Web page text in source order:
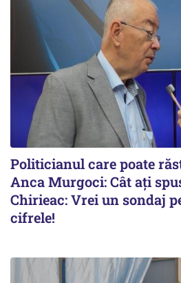
Politicianul care poate
Anca Murgoci: Cât ați
Chirieac: Vrei un sondaj
cifrele!